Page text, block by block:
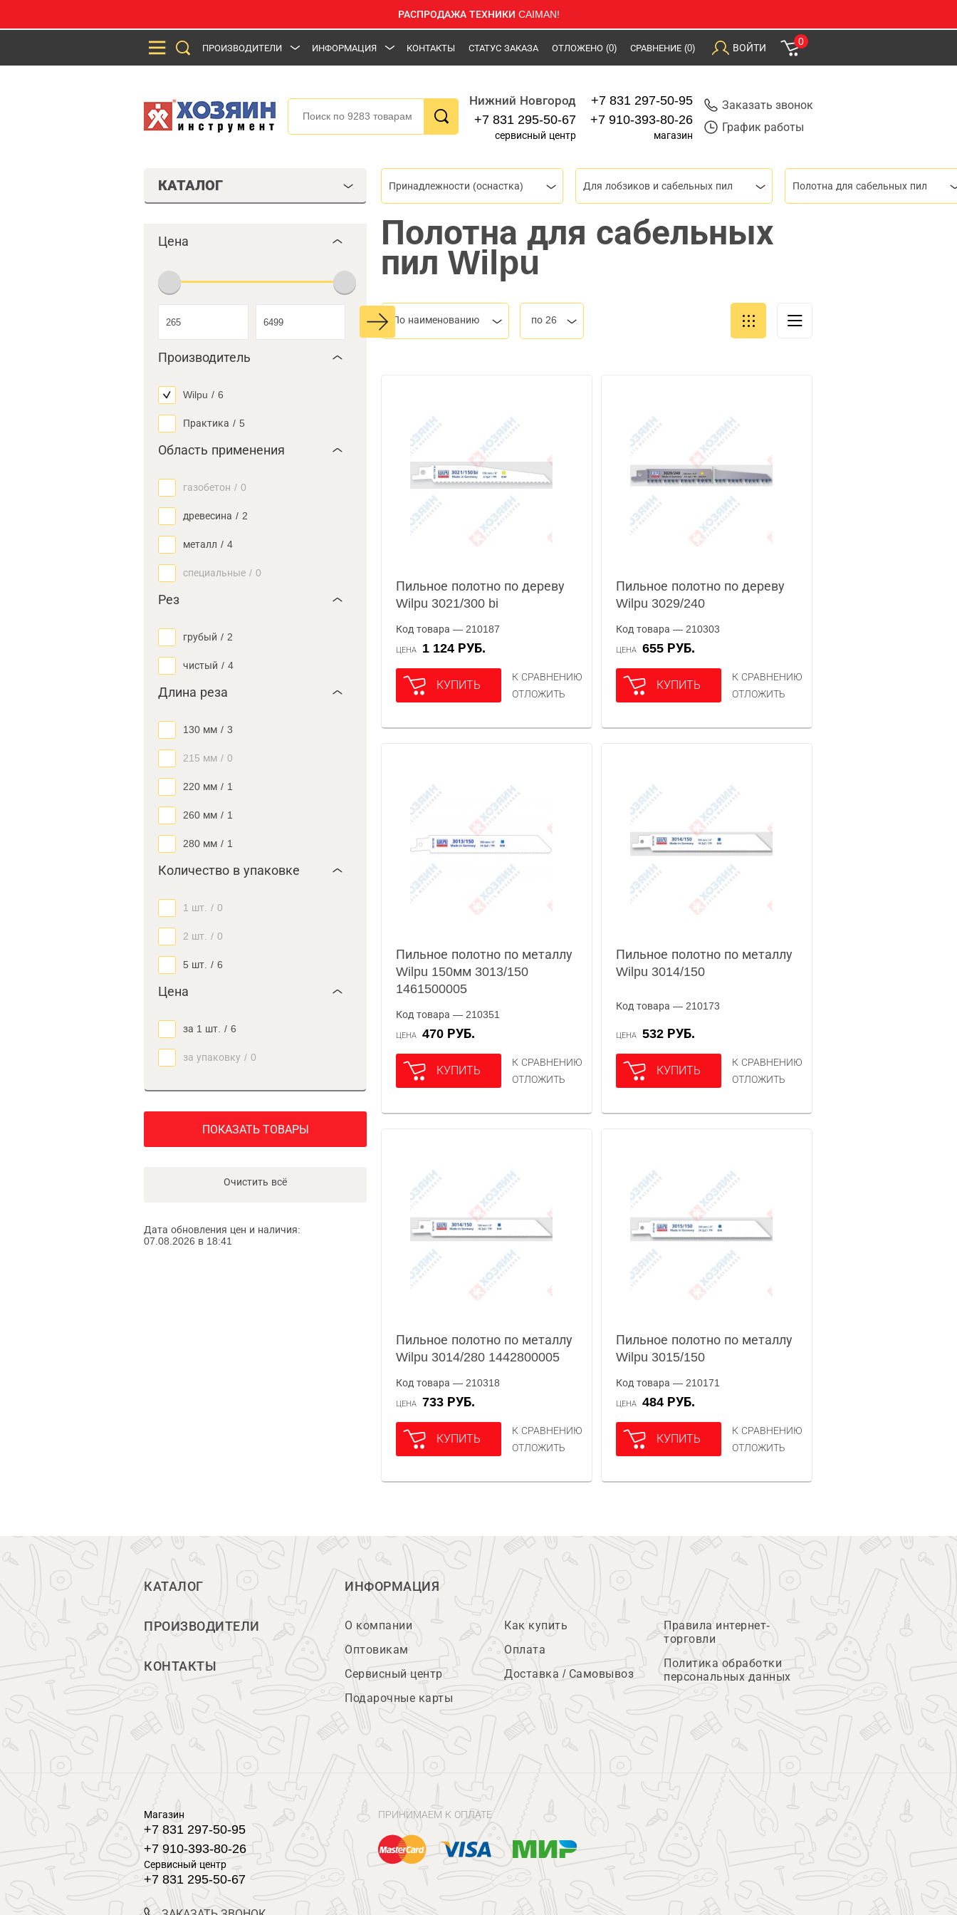
РАСПРОДАЖА ТЕХНИКИ CAIMAN!
ПРОИЗВОДИТЕЛИ ИНФОРМАЦИЯ КОНТАКТЫ СТАТУС ЗАКАЗА ОТЛОЖЕНО (0) СРАВНЕНИЕ (0) ВОЙТИ
0
Нижний Новгород
+7 831 295-50-67
сервисный центр
+7 831 297-50-95
+7 910-393-80-26
магазин
Заказать звонок
График работы
КАТАЛОГ
Цена
Производитель
Wilpu / 6
Практика / 5
Область применения
газобетон / 0
древесина / 2
металл / 4
специальные / 0
Рез
грубый / 2
чистый / 4
Длина реза
130 мм / 3
215 мм / 0
220 мм / 1
260 мм / 1
280 мм / 1
Количество в упаковке
1 шт. / 0
2 шт. / 0
5 шт. / 6
Цена
за 1 шт. / 6
за упаковку / 0
ПОКАЗАТЬ ТОВАРЫ
Очистить всё
Дата обновления цен и наличия:
07.08.2026 в 18:41
Принадлежности (оснастка) Для лобзиков и сабельных пил Полотна для сабельных пил
Полотна для сабельных
пил Wilpu
По наименованию по 26
Пильное полотно по дереву
Wilpu 3021/300 bi
Код товара — 210187
ЦЕНА 1 124 РУБ.
КУПИТЬ
К СРАВНЕНИЮ
ОТЛОЖИТЬ
Пильное полотно по дереву
Wilpu 3029/240
Код товара — 210303
ЦЕНА 655 РУБ.
КУПИТЬ
К СРАВНЕНИЮ
ОТЛОЖИТЬ
Пильное полотно по металлу
Wilpu 150мм 3013/150
1461500005
Код товара — 210351
ЦЕНА 470 РУБ.
КУПИТЬ
К СРАВНЕНИЮ
ОТЛОЖИТЬ
Пильное полотно по металлу
Wilpu 3014/150
Код товара — 210173
ЦЕНА 532 РУБ.
КУПИТЬ
К СРАВНЕНИЮ
ОТЛОЖИТЬ
Пильное полотно по металлу
Wilpu 3014/280 1442800005
Код товара — 210318
ЦЕНА 733 РУБ.
КУПИТЬ
К СРАВНЕНИЮ
ОТЛОЖИТЬ
Пильное полотно по металлу
Wilpu 3015/150
Код товара — 210171
ЦЕНА 484 РУБ.
КУПИТЬ
К СРАВНЕНИЮ
ОТЛОЖИТЬ
КАТАЛОГ
ПРОИЗВОДИТЕЛИ
КОНТАКТЫ
ИНФОРМАЦИЯ
О компании
Оптовикам
Сервисный центр
Подарочные карты
Как купить
Оплата
Доставка / Самовывоз
Правила интернет-
торговли
Политика обработки
персональных данных
Магазин
+7 831 297-50-95
+7 910-393-80-26
Сервисный центр
+7 831 295-50-67
ПРИНИМАЕМ К ОПЛАТЕ